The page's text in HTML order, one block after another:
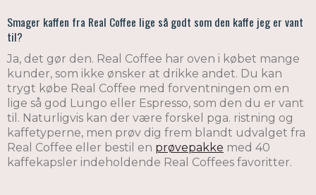
Smager kaffen fra Real Coffee lige så godt som den kaffe jeg er vant
til?
Ja, det gør den. Real Coffee har oven i købet mange
kunder, som ikke ønsker at drikke andet. Du kan
trygt købe Real Coffee med forventningen om en
lige så god Lungo eller Espresso, som den du er vant
til. Naturligvis kan der være forskel pga. ristning og
kaffetyperne, men prøv dig frem blandt udvalget fra
Real Coffee eller bestil en prøvepakke med 40
kaffekapsler indeholdende Real Coffees favoritter.